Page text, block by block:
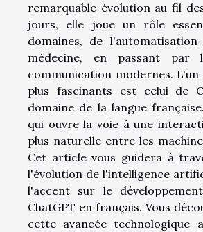
remarquable évolution au fil
jours, elle joue un rôle
domaines, de
médecine, en passant par
communication modernes. L'un
plus fascinants est celui de
domaine de la langue
qui ouvre la voie à une
plus naturelle entre les
Cet article vous guidera à
l'évolution de l'intelligence
l'accent sur le
ChatGPT en français. Vous
cette avancée technologique